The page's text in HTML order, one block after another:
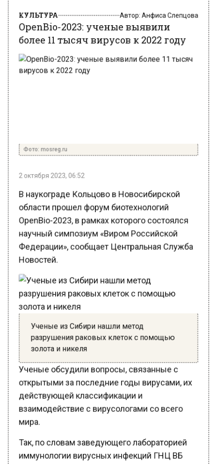
более 11 тысяч вирусов к 2022 году
В наукограде Кольцово в Новосибирской
области прошел форум биотехнологий
OpenBio-2023, в рамках которого состоялся
научный симпозиум «Виром Российской
Федерации», сообщает Центральная Служба
Новостей.
разрушения раковых клеток с помощью
золота и никеля
Ученые обсудили вопросы, связанные с
открытыми за последние годы вирусами, их
действующей классификации и
взаимодействие с вирусологами со всего
мира.
Так, по словам заведующего лабораторией
иммунологии вирусных инфекций ГНЦ ВБ